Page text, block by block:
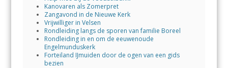
Kanovaren als Zomerpret
Zangavond in de Nieuwe Kerk
Vrijwilliger in Velsen
Rondleiding langs de sporen van familie Boreel
Rondleiding in en om de eeuwenoude
Engelmunduskerk
Forteiland IJmuiden door de ogen van een gids
bezien